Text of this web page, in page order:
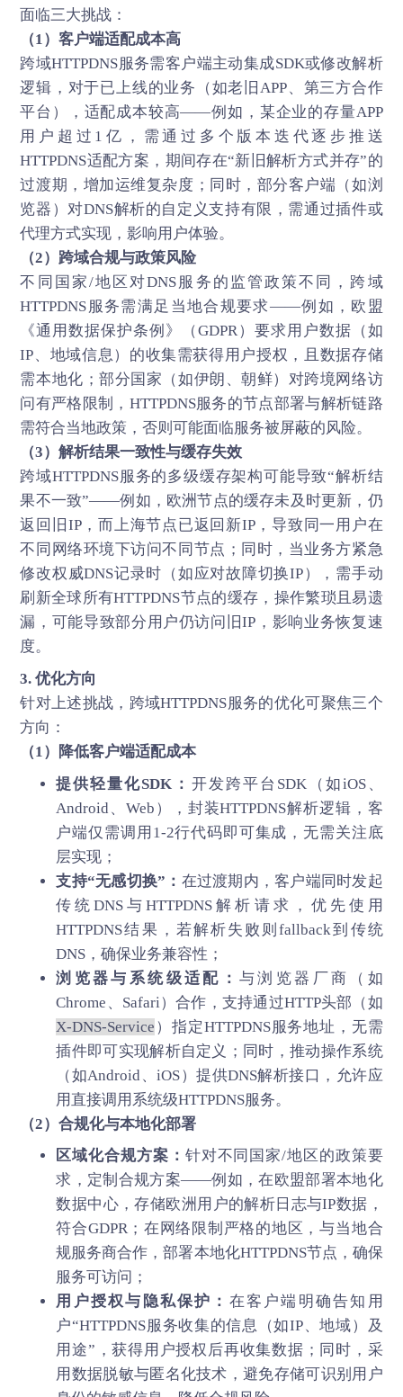
面临三大挑战：
（1）客户端适配成本高
跨域HTTPDNS服务需客户端主动集成SDK或修改解析
逻辑，对于已上线的业务（如老旧APP、第三方合作
平台），适配成本较高——例如，某企业的存量APP
用户超过1亿，需通过多个版本迭代逐步推送
HTTPDNS适配方案，期间存在“新旧解析方式并存”的
过渡期，增加运维复杂度；同时，部分客户端（如浏
览器）对DNS解析的自定义支持有限，需通过插件或
代理方式实现，影响用户体验。
（2）跨域合规与政策风险
不同国家/地区对DNS服务的监管政策不同，跨域
HTTPDNS服务需满足当地合规要求——例如，欧盟
《通用数据保护条例》（GDPR）要求用户数据（如
IP、地域信息）的收集需获得用户授权，且数据存储
需本地化；部分国家（如伊朗、朝鲜）对跨境网络访
问有严格限制，HTTPDNS服务的节点部署与解析链路
需符合当地政策，否则可能面临服务被屏蔽的风险。
（3）解析结果一致性与缓存失效
跨域HTTPDNS服务的多级缓存架构可能导致“解析结
果不一致”——例如，欧洲节点的缓存未及时更新，仍
返回旧IP，而上海节点已返回新IP，导致同一用户在
不同网络环境下访问不同节点；同时，当业务方紧急
修改权威DNS记录时（如应对故障切换IP），需手动
刷新全球所有HTTPDNS节点的缓存，操作繁琐且易遗
漏，可能导致部分用户仍访问旧IP，影响业务恢复速
度。
3. 优化方向
针对上述挑战，跨域HTTPDNS服务的优化可聚焦三个
方向：
（1）降低客户端适配成本
提供轻量化SDK： 开发跨平台SDK（如iOS、
Android、Web），封装HTTPDNS解析逻辑，客
户端仅需调用1-2行代码即可集成，无需关注底
层实现；
支持“无感切换”： 在过渡期内，客户端同时发起
传统DNS与HTTPDNS解析请求，优先使用
HTTPDNS结果，若解析失败则fallback到传统
DNS，确保业务兼容性；
浏览器与系统级适配：与浏览器厂商（如
Chrome、Safari）合作，支持通过HTTP头部（如
X-DNS-Service ）指定HTTPDNS服务地址，无需
插件即可实现解析自定义；同时，推动操作系统
（如Android、iOS）提供DNS解析接口，允许应
用直接调用系统级HTTPDNS服务。
（2）合规化与本地化部署
区域化合规方案： 针对不同国家/地区的政策要
求，定制合规方案——例如，在欧盟部署本地化
数据中心，存储欧洲用户的解析日志与IP数据，
符合GDPR；在网络限制严格的地区，与当地合
规服务商合作，部署本地化HTTPDNS节点，确保
服务可访问；
用户授权与隐私保护： 在客户端明确告知用
户“HTTPDNS服务收集的信息（如IP、地域）及
用途”，获得用户授权后再收集数据；同时，采
用数据脱敏与匿名化技术，避免存储可识别用户